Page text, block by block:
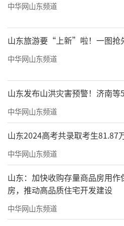
珠海市美术家协会第六届主席刘文
珠海市美术家协会第六
（按姓氏
中华网山东频道
山东旅游要“上新”啦！一图抢
中华网山东频道
山东发布山洪灾害预警！济南
中华网山东频道
山东2024高考共录取考生81.87
中华网山东频道
山东：加快收购存量商品房用作
房，推动高品质住宅开发建设
中华网山东频道